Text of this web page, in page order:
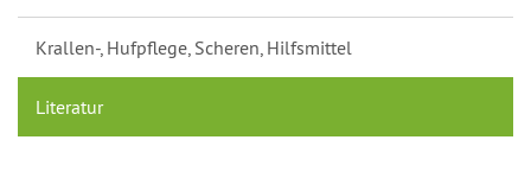
Krallen-, Hufpflege, Scheren, Hilfsmittel
Literatur